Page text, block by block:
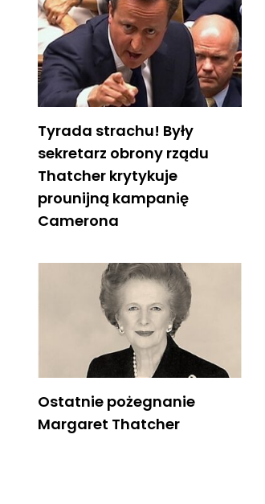
Tyrada strachu! Były
sekretarz obrony rządu
Thatcher krytykuje
prounijną kampanię
Camerona
Ostatnie pożegnanie
Margaret Thatcher